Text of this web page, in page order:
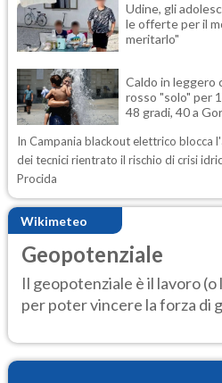
Udine, gli
le offerte per il
meritarlo"
Caldo in leggero
rosso "solo" per
48 gradi, 40 a
In Campania blackout elettrico
dei tecnici rientrato il rischio di crisi
Procida
Wikimeteo
Geopotenziale
Il geopotenziale è il lavoro
per poter vincere la forza di